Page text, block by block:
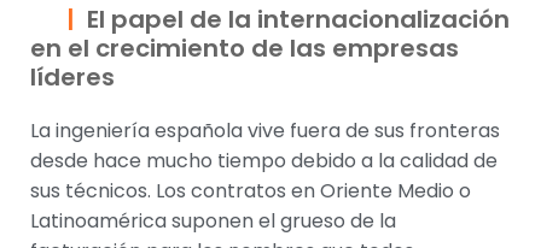
El papel de la internacionalización
en el crecimiento de las empresas
líderes
La ingeniería española vive fuera de sus fronteras
desde hace mucho tiempo debido a la calidad de
sus técnicos. Los contratos en Oriente Medio o
Latinoamérica suponen el grueso de la